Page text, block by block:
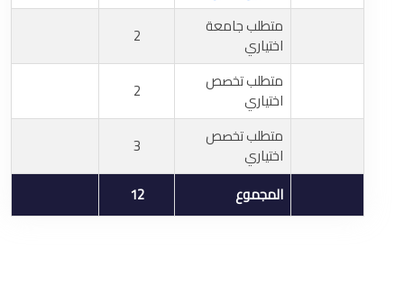
متطلب جامعة
اختياري
2
متطلب تخصص
اختياري
2
متطلب تخصص
اختياري
3
المجموع
12